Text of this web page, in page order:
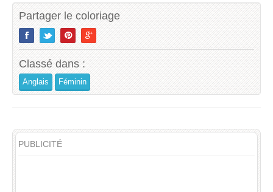
Partager le coloriage
Classé dans :
Anglais Féminin
PUBLICITÉ